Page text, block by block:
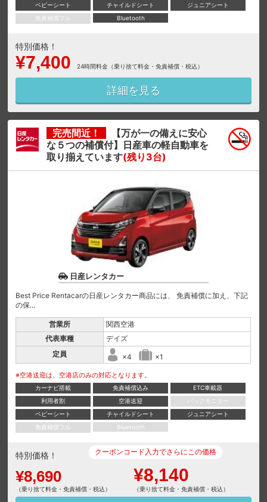
ベビーシート
チャイルドシート
ジュニアシート
免責補償フル
Bluetooth
特別価格！
¥7,400 24時間料金（乗り捨て料金・免責補償・税込）
詳細を見る
完売間近！
【万が一の備えに安心
な５つの補償付】日産車の軽自動車を
取り揃えています(残り3台)
日産レンタカー
Best Price Rentacarの日産レンタカー商品には、 免責補償に加え、下記
の保...
営業所
関西空港
代表車種
デイズ
定員
×4 ×1
※空港送迎は、空港店のみの対応となります。
カーナビ搭載 免責補償込み
ETC車載器
利用者割
空港送迎
バックモニター
ベビーシート
チャイルドシート
ジュニアシート
免責補償フル
Bluetooth
特別価格！
¥8,690
（乗り捨て料金・免責補償・税込）
クーポンコード入力でさらにこの価格
¥8,140
（乗り捨て料金・免責補償・税込）